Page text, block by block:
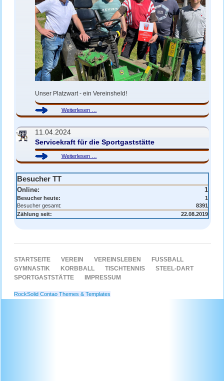
Unser Platzwart - ein Vereinsheld!
Weiterlesen …
K.
11.04.2024
Servicekraft für die Sportgaststätte
Weiterlesen …
für
Besucher TT
Online: 1
Besucher heute:
1
Besucher gesamt:
8391
Zählung seit:
22.08.2019
NAVIGATION
ÜBERSPRINGEN
STARTSEITE VEREIN VEREINSLEBEN
FUSSBALL
GYMNASTIK
KORBBALL TISCHTENNIS
STEEL-DART
SPORTGASTSTÄTTE
IMPRESSUM
RockSolid Contao Themes & Templates